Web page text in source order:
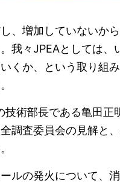
、増加していないか
我々JPEAとしては、
くか、という取り組
技術部長である亀田正
調査委員会の見解と
ルの発火について、